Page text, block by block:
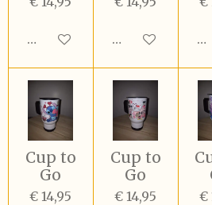
In winkelwagenIn winkelwagen
Cup to
Go
€ 14,95
Cup to
Go
€ 14,95 €